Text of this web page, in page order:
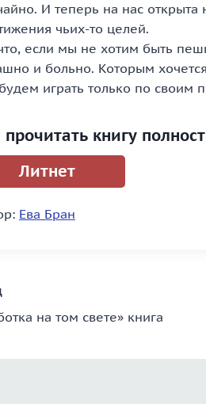
И теперь на нас
чьих-то целей.
если мы не хотим быть
и больно. Которым
играть только по своим
прочитать книгу
Литнет
Ева Бран
на том свете» книга